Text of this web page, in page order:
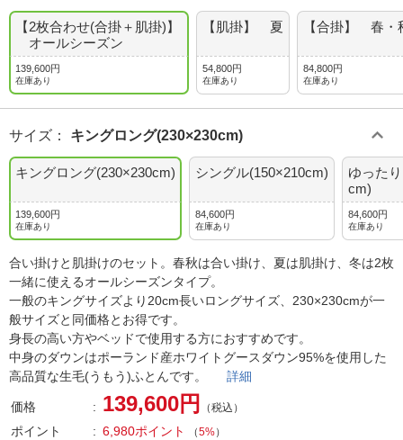
【2枚合わせ(合掛＋肌掛)】
オールシーズン
139,600円
在庫あり
【肌掛】 夏
54,800円
在庫あり
【合掛】 春・
84,800円
在庫あり
サイズ ： キングロング(230×230cm)
キングロング(230×230cm)
139,600円
在庫あり
シングル(150×210cm)
84,600円
在庫あり
ゆった
cm)
84,600円
在庫あり
合い掛けと肌掛けのセット。春秋は合い掛け、夏は肌掛け、冬は2枚
一緒に使えるオールシーズンタイプ。
一般のキングサイズより20cm長いロングサイズ、230×230cmが一
般サイズと同価格とお得です。
身長の高い方やベッドで使用する方におすすめです。
中身のダウンはポーランド産ホワイトグースダウン95%を使用した
高品質な生毛(うもう)ふとんです。 詳細
価格 139,600円 （税込）
ポイント 6,980ポイント （5%）